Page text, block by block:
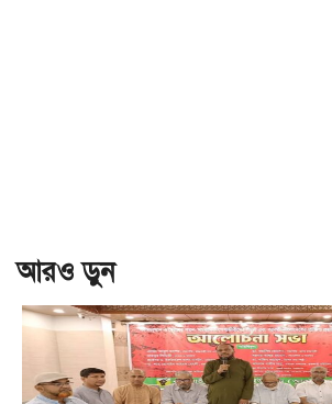
আরও ড়ুন